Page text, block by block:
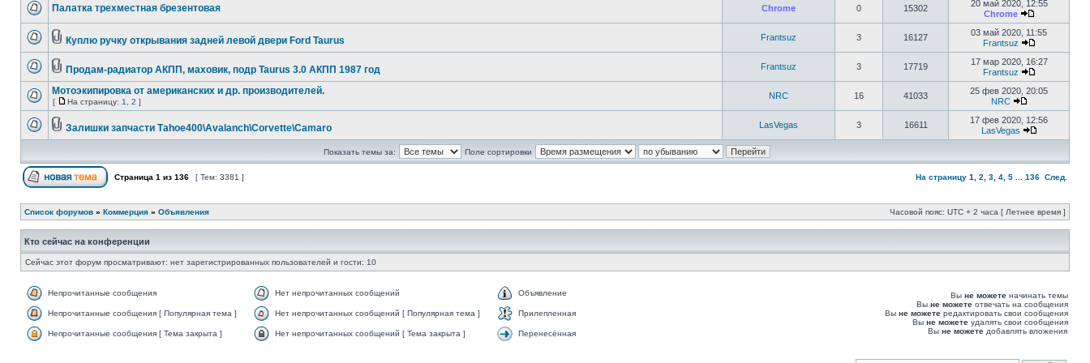
Палатка трехместная брезентовая Chrome 0 15302
20 май 2020, 12:55
Chrome
Куплю ручку открывания задней левой двери Ford Taurus Frantsuz 3 16127
03 май 2020, 11:55
Frantsuz
Продам-радиатор АКПП, маховик, подр Taurus 3.0 АКПП 1987 год Frantsuz 3 17719
17 мар 2020, 16:27
Frantsuz
Мотоэкипировка от американских и др. производителей.
[ На страницу: 1 2 ]
NRC 16 41033
25 фев 2020, 20:05
NRC
Залишки запчасти Таhоe400\Avalanch\Corvette\Camaro LasVegas 3 16611
17 фев 2020, 12:56
LasVegas
Показать темы за: Поле сортировки
Страница 1 из 136 [ Тем: 3381 ] На страницу 1 2 3 4 5 136 След.
Список форумов » Коммерция » Объявления Часовой пояс: UTC + 2 часа [ Летнее время ]
Кто сейчас на конференции
Сейчас этот форум просматривают: нет зарегистрированных пользователей и гости: 10
Непрочитанные сообщения Нет непрочитанных сообщений Объявление
Непрочитанные сообщения [ Популярная тема ] Нет непрочитанных сообщений [ Популярная тема ] Прилепленная
Непрочитанные сообщения [ Тема закрыта ] Нет непрочитанных сообщений [ Тема закрыта ] Перенесённая
Вы не можете начинать темы
Вы не можете отвечать на сообщения
Вы не можете редактировать свои сообщения
Вы не можете удалять свои сообщения
Вы не можете добавлять вложения